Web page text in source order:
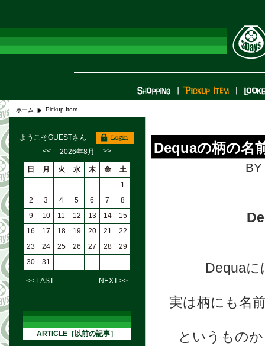
ホーム Pickup Item
Dequaの柄の名
Dequa
実は柄にも名
というもの
ようこそGUESTさん
<<
2026年8月 >>
日 月 火 水 木 金
土
1
2
3 4 5 6 7
8
9
10 11 12 13 14
15
16
17 18 19 20 21
22
23
24 25 26 27 28
29
30
31
<< LAST NEXT >>
ARTICLE［以前の記事］